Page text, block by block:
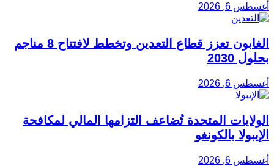
أغسطس 6, 2026
الغابون تعزز قطاع التعدين وتخطط لافتتاح 8 مناجم
بحلول 2030
أغسطس 6, 2026
الولايات المتحدة تُضاعف التزامها المالي لمكافحة
الإيبولا بالكونغو
أغسطس 6, 2026